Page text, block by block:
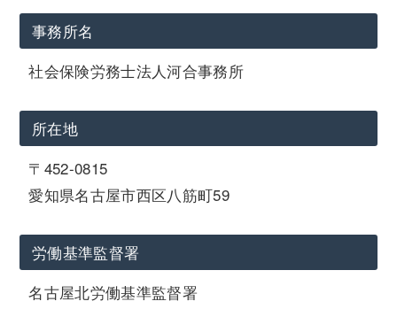
事務所名
社会保険労務士法人河合事務所
所在地
〒452-0815
愛知県名古屋市西区八筋町59
労働基準監督署
名古屋北労働基準監督署